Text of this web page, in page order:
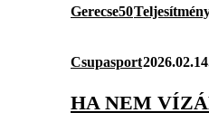
Gerecse50
Csupasport
HA NEM